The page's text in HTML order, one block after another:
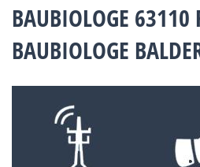
BAUBIOLOGE 63110
BAUBIOLOGE